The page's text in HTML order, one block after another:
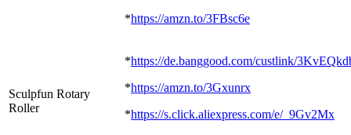
*https://amzn.to/3FBsc6e
Sculpfun Rotary
Roller
*https://de.banggood.com/custlink/
*https://amzn.to/3Gxunrx
*https://s.click.aliexpress.com/e/_9Gv2Mx